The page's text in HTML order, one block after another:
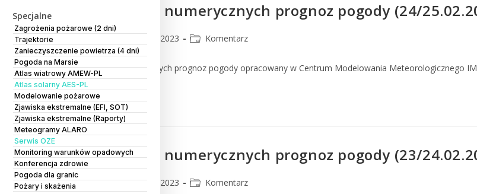
Specjalne
Zagrożenia pożarowe (2 dni)
Trajektorie
Zanieczyszczenie powietrza (4 dni)
Pogoda na Marsie
Atlas wiatrowy AMEW-PL
Atlas solarny AES-PL
Modelowanie pożarowe
Zjawiska ekstremalne (EFI, SOT)
Zjawiska ekstremalne (Raporty)
Meteogramy ALARO
Serwis OZE
Monitoring warunków opadowych
Konferencja zdrowie
Pogoda dla granic
Pożary i skażenia
Komentarz do numerycznych prognoz pogody (24/
24 lutego 2023 Komentarz
Komentarz do numerycznych prognoz pogody opracowany w Centrum Modelowania Meteorologicznego
Czytaj Dalej
Komentarz do numerycznych prognoz pogody (23/
CMM 23 lutego 2023 Komentarz